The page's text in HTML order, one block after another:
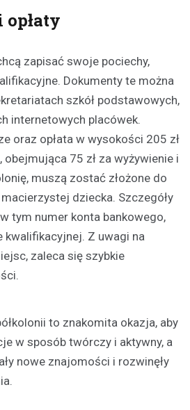
zapisać swoje pociechy,
Dokumenty te można
szkół podstawowych,
internetowych placówek.
oraz opłata w wysokości 205 zł
obejmująca 75 zł za wyżywienie i
muszą zostać złożone do
dziecka. Szczegóły
tym numer konta bankowego,
kwalifikacyjnej. Z uwagi na
zaleca się szybkie
to znakomita okazja, aby
w sposób twórczy i aktywny, a
nowe znajomości i rozwinęły